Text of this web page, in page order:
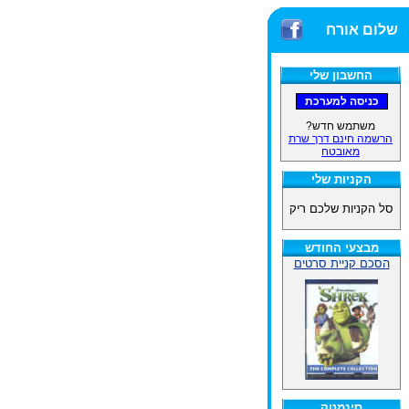
שלום אורח
החשבון שלי
משתמש חדש?
הרשמה חינם דרך שרת
מאובטח
הקניות שלי
סל הקניות שלכם ריק
מבצעי החודש
הסכם קניית סרטים